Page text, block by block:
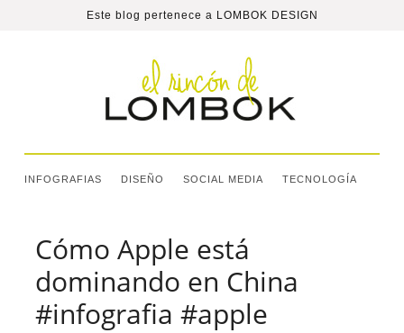
Este blog pertenece a LOMBOK DESIGN
INFOGRAFIAS DISEÑO SOCIAL MEDIA TECNOLOGÍA
Cómo Apple está
dominando en China
#infografia #apple